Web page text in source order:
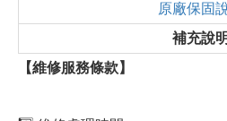
原廠保固
補充說明
【維修服務條款】